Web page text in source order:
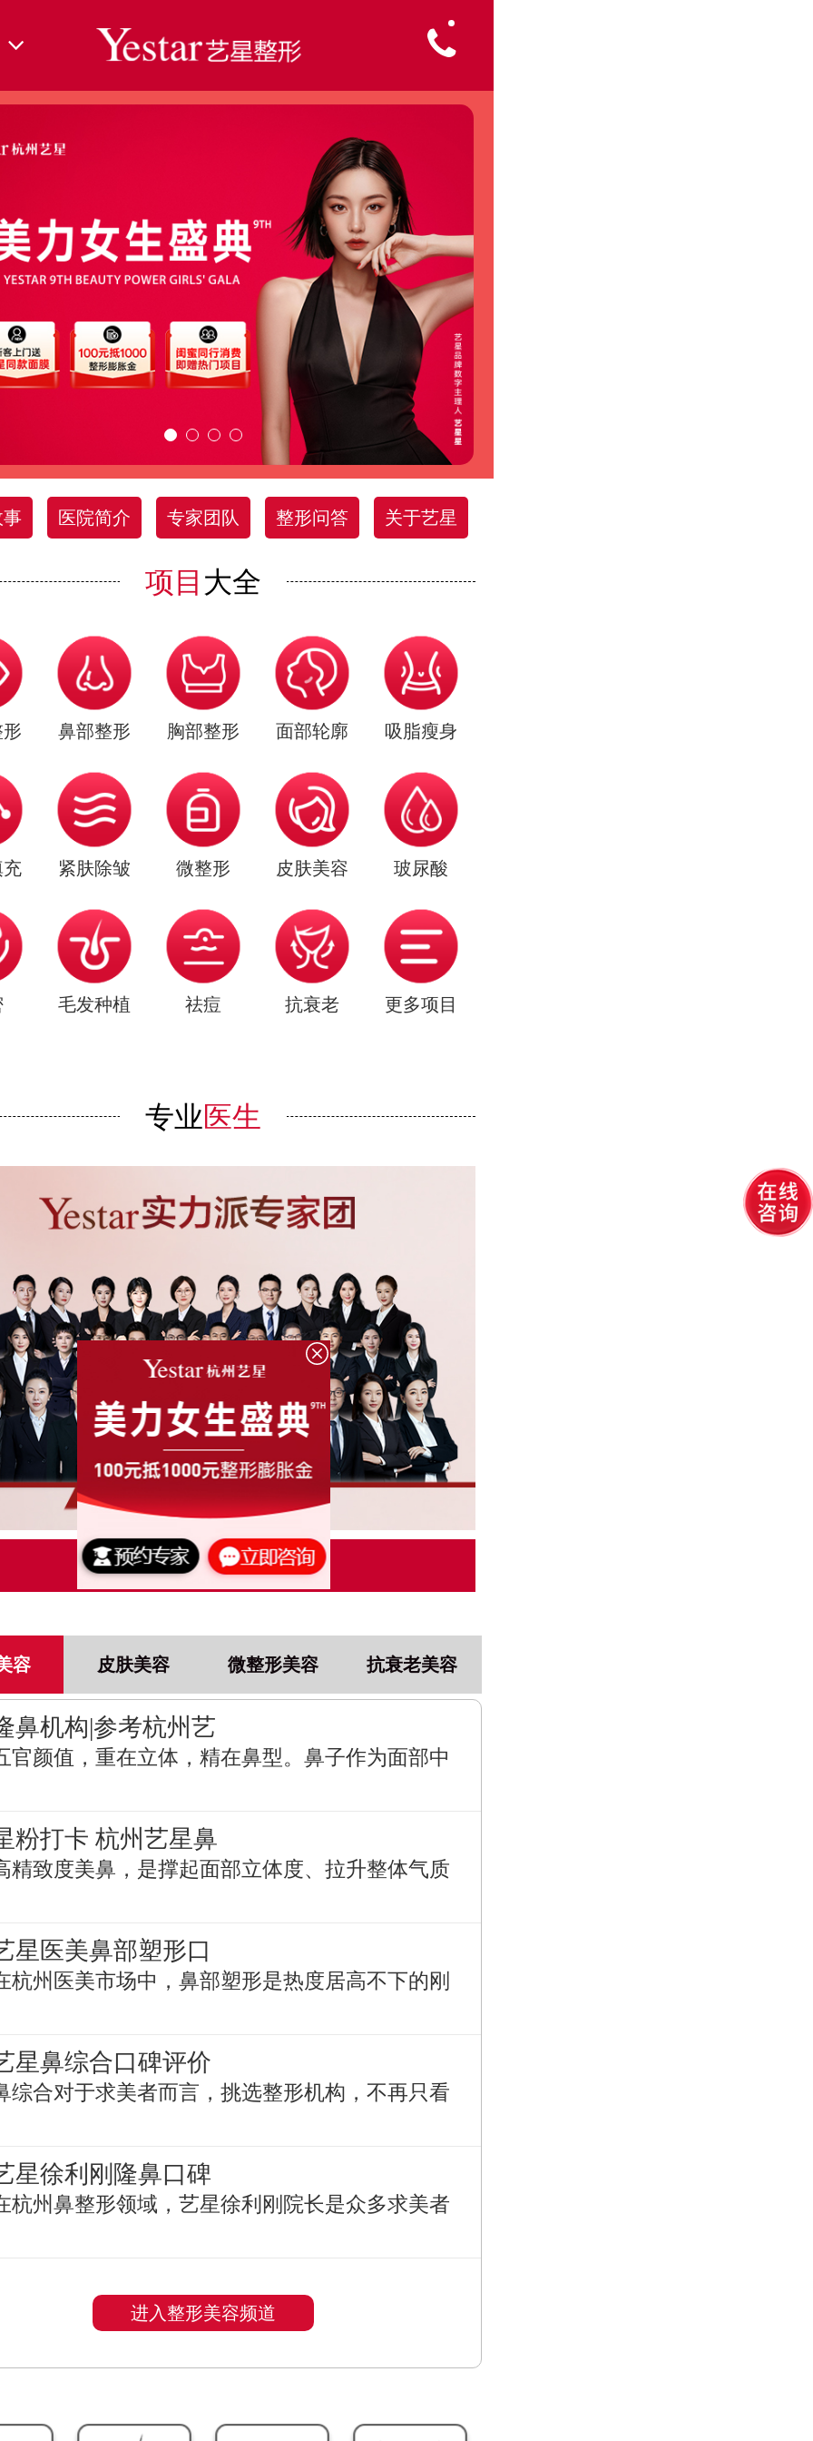
事 医院简介 专家团队 整形问答 关于艺星
项目 大全
鼻部整形 胸部整形 面部轮廓 吸脂瘦身
充 紧肤除皱 微整形 皮肤美容 玻尿酸
毛发种植 祛痘 抗衰老 更多项目
专业医生
点击了解更多
容 皮肤美容 微整形美容 抗衰老美容
鼻机构|参考杭州艺
官颜值，重在立体，精在鼻型。鼻子作为面部中
粉打卡 杭州艺星鼻
精致度美鼻，是撑起面部立体度、拉升整体气质
星医美鼻部塑形口
杭州医美市场中，鼻部塑形是热度居高不下的刚
星鼻综合口碑评价
综合对于求美者而言，挑选整形机构，不再只看
星徐利刚隆鼻口碑
杭州鼻整形领域，艺星徐利刚院长是众多求美者
进入整形美容频道